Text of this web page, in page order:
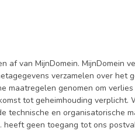
af van MijnDomein. MijnDomein
verzamelen over het
maatregelen genomen om
tot geheimhouding
technische en organisatorische
heeft geen toegang tot ons